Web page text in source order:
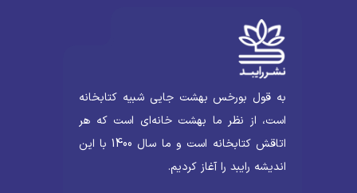
به قول بورخس بهشت جایی شبیه کتابخانه
است، از نظر ما بهشت خانه‌ای است که هر
اتاقش کتابخانه است و ما سال 1400 با این
اندیشه رایبد را آغاز کردیم.